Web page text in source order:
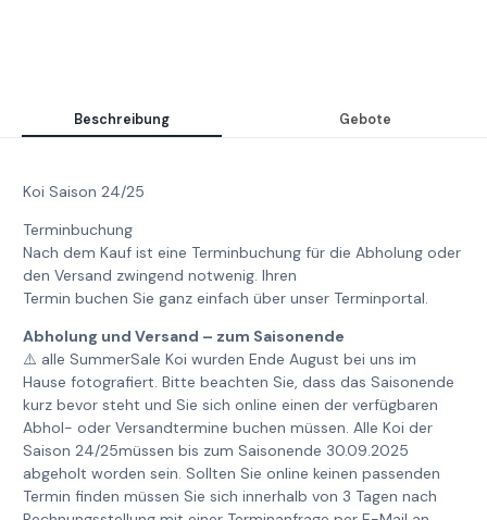
Beschreibung Gebote
Koi Saison 24/25
Terminbuchung
Nach dem Kauf ist eine Terminbuchung für die Abholung oder
den Versand zwingend notwenig. Ihren
Termin buchen Sie ganz einfach über unser Terminportal.
Abholung und Versand – zum Saisonende
⚠️ alle SummerSale Koi wurden Ende August bei uns im
Hause fotografiert. Bitte beachten Sie, dass das Saisonende
kurz bevor steht und Sie sich online einen der verfügbaren
Abhol- oder Versandtermine buchen müssen. Alle Koi der
Saison 24/25müssen bis zum Saisonende 30.09.2025
abgeholt worden sein. Sollten Sie online keinen passenden
Termin finden müssen Sie sich innerhalb von 3 Tagen nach